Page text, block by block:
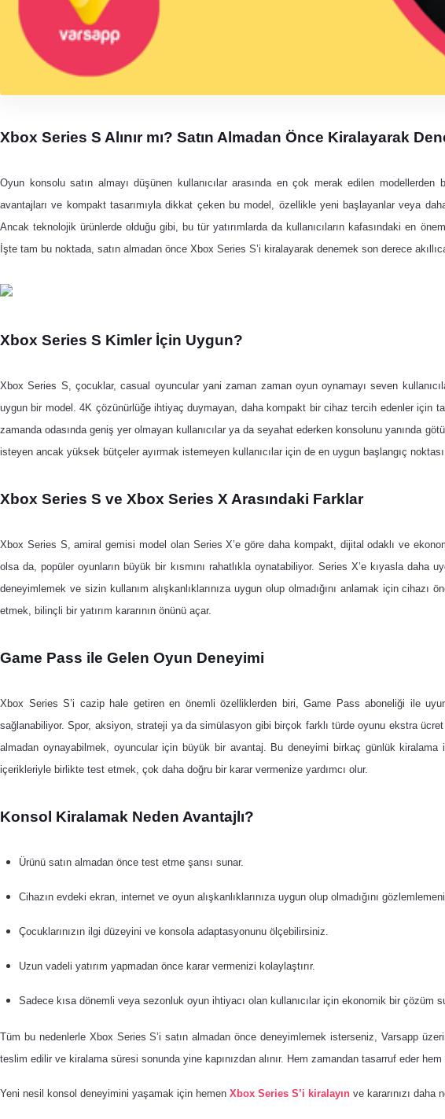
Xbox Series S Alınır mı? Satın Almadan Önce Kiralayarak
Oyun konsolu satın almayı düşünen kullanıcılar arasında en çok merak edilen
avantajları ve kompakt tasarımıyla dikkat çeken bu model, özellikle yeni başlayanlar veya
Ancak teknolojik ürünlerde olduğu gibi, bu tür yatırımlarda da kullanıcıların kafasındaki en
İşte tam bu noktada, satın almadan önce Xbox Series S’i kiralayarak denemek son derece
Xbox Series S Kimler İçin Uygun?
Xbox Series S, çocuklar, casual oyuncular yani zaman zaman oyun oynamayı seven
uygun bir model. 4K çözünürlüğe ihtiyaç duymayan, daha kompakt bir cihaz tercih edenler için
zamanda odasında geniş yer olmayan kullanıcılar ya da seyahat ederken konsolunu yanında
isteyen ancak yüksek bütçeler ayırmak istemeyen kullanıcılar için de en uygun başlangıç noktası
Xbox Series S ve Xbox Series X Arasındaki Farklar
Xbox Series S, amiral gemisi model olan Series X’e göre daha kompakt, dijital odaklı ve
olsa da, popüler oyunların büyük bir kısmını rahatlıkla oynatabiliyor. Series X’e kıyasla daha
deneyimlemek ve sizin kullanım alışkanlıklarınıza uygun olup olmadığını anlamak için
etmek, bilinçli bir yatırım kararının önünü açar.
Game Pass ile Gelen Oyun Deneyimi
Xbox Series S’i cazip hale getiren en önemli özelliklerden biri, Game Pass aboneliği ile
sağlanabiliyor. Spor, aksiyon, strateji ya da simülasyon gibi birçok farklı türde oyunu ekstra
almadan oynayabilmek, oyuncular için büyük bir avantaj. Bu deneyimi birkaç günlük
içerikleriyle birlikte test etmek, çok daha doğru bir karar vermenize yardımcı olur.
Konsol Kiralamak Neden Avantajlı?
Ürünü satın almadan önce test etme şansı sunar.
Cihazın evdeki ekran, internet ve oyun alışkanlıklarınıza uygun olup olmadığını
Çocuklarınızın ilgi düzeyini ve konsola adaptasyonunu ölçebilirsiniz.
Uzun vadeli yatırım yapmadan önce karar vermenizi kolaylaştırır.
Sadece kısa dönemli veya sezonluk oyun ihtiyacı olan kullanıcılar için ekonomik bir çözüm
Tüm bu nedenlerle Xbox Series S’i satın almadan önce deneyimlemek isterseniz, Varsapp
teslim edilir ve kiralama süresi sonunda yine kapınızdan alınır. Hem zamandan tasarruf eder
Yeni nesil konsol deneyimini yaşamak için hemen Xbox Series S’i kiralayın ve kararınızı daha